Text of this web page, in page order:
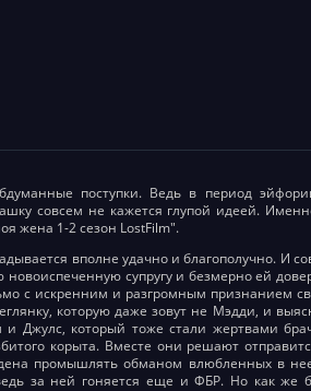
поступки. Ведь в период
совсем не кажется глупой идеей.
жена 1-2 сезон LostFilm".
вполне удачно и благополучно. И
супругу и безмерно ей
с искренним и разгромным признанием
которую даже зовут не Мэдди, и
Джулс, который тоже стали жертвами
корыта. Вместе они решают
промышлять обманом влюбленных в
за ней гоняется еще и ФБР. Но как же